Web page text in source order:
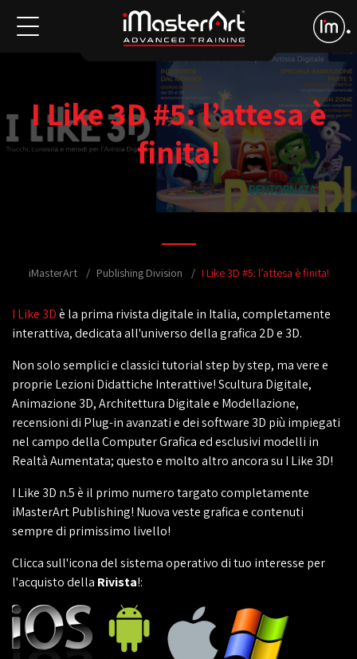
I Like 3D #5: l’attesa è
finita!
iMasterArt Publishing Division I Like 3D #5: l’attesa è finita!
I Like 3Dè la prima rivista digitale in Italia, completamente
interattiva, dedicata all'universo della grafica 2D e 3D.
Non solo semplici e classici tutorial step by step, ma vere e
proprie Lezioni Didattiche Interattive! Scultura Digitale,
Animazione 3D, Architettura Digitale e Modellazione,
recensioni di Plug-in avanzati e dei software 3D più impiegati
nel campo della Computer Grafica ed esclusivi modelli in
Realtà Aumentata; questo e molto altro ancora su I Like 3D!
I Like 3D n.5 è il primo numero targato completamente
iMasterArt Publishing! Nuova veste grafica e contenuti
sempre di primissimo livello!
Clicca sull'icona del sistema operativo di tuo interesse per
l'acquisto della Rivista!: